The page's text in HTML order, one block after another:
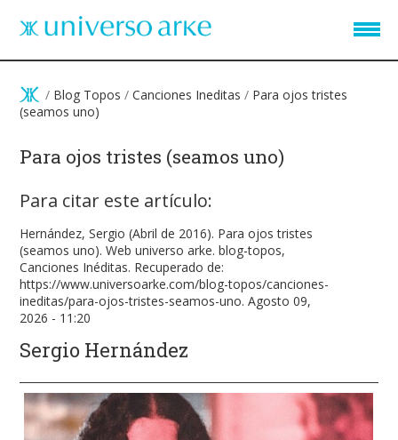
/ Blog Topos / Canciones Ineditas / Para ojos tristes
(seamos uno)
Para ojos tristes (seamos uno)
Para citar este artículo:
Hernández, Sergio (Abril de 2016). Para ojos tristes
(seamos uno). Web universo arke. blog-topos,
Canciones Inéditas. Recuperado de:
https://www.universoarke.com/blog-topos/canciones-
ineditas/para-ojos-tristes-seamos-uno. Agosto 09,
2026 - 11:20
Sergio Hernández